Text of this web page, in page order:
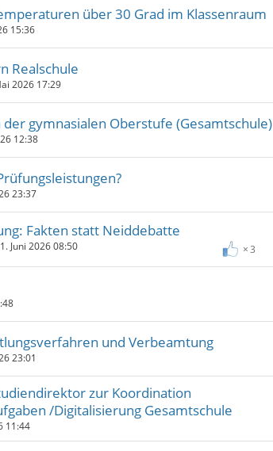
über 30 Grad im Klassenraum
15:36
Realschule
2026 17:29
gymnasialen Oberstufe (Gesamtschule)
12:38
23:37
Fakten statt Neiddebatte
3
Juni 2026 08:50
und Verbeamtung
23:01
zur Koordination
/Digitalisierung Gesamtschule
11:44